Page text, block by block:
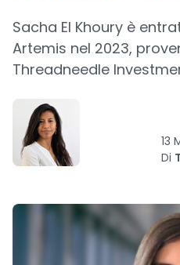
Sacha El Khoury è
Artemis nel 2023,
Threadneedle
13
Di